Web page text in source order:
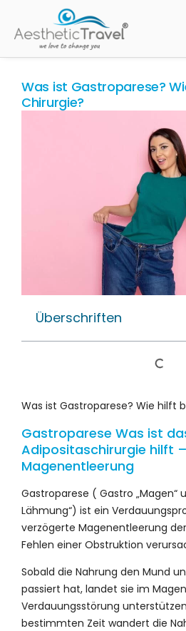
Was ist Gastroparese?
Chirurgie?
Überschriften
Was ist Gastroparese? Wie hilft
Gastroparese Was ist
Adipositaschirurgie hilft
Magenentleerung
Gastroparese ( Gastro „Magen“
Lähmung“) ist ein
verzögerte Magenentleerung
Fehlen einer Obstruktion
Sobald die Nahrung den Mund
passiert hat, landet sie im
Verdauungsstörung
bestimmten Zeit wandert die